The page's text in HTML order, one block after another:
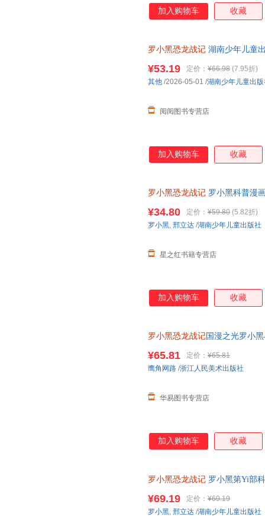
加入购物车 收藏
罗小黑恐龙战记 湖南少年儿童
¥53.19 定价： ¥66.98 (7.95折)
阅阅图书专营店
其他 /2026-05-01 /湖南少年儿童出
加入购物车 收藏
罗小黑恐龙战记 罗小黑科普漫
¥34.80 定价： ¥59.80 (5.82折)
星之红书籍专营店
罗小黑, 邢立达 /湖南少年儿童出版社
加入购物车 收藏
罗小黑恐龙战记 国漫之光罗小
¥65.81 定价： ¥65.81
华易图书专营店
鹰角网路 /浙江人民美术出版社
加入购物车 收藏
罗小黑恐龙战记 罗小黑第Yi部
¥69.19 定价： ¥69.19
罗小黑, 邢立达 /湖南少年儿童出版社